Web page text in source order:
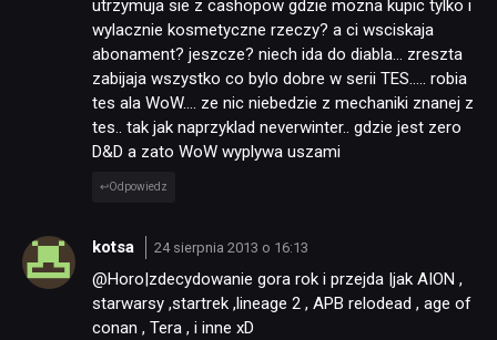
utrzymuja sie z cashopow gdzie mozna kupic tylko i
wylacznie kosmetyczne rzeczy? a ci wsciskaja
abonament? jeszcze? niech ida do diabla… zreszta
zabijaja wszystko co bylo dobre w serii TES….. robia
tes ala WoW…. ze nic niebedzie z mechaniki znanej z
tes.. tak jak naprzyklad neverwinter.. gdzie jest zero
D&D a zato WoW wyplywa uszami
Odpowiedz
kotsa 24 sierpnia 2013 o 16:13
@Horo|zdecydowanie gora rok i przejda |jak AION ,
starwarsy ,startrek ,lineage 2 , APB relodead , age of
conan , Tera , i inne xD